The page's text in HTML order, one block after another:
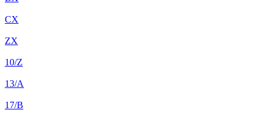
CX
ZX
10/Z
13/A
17/B